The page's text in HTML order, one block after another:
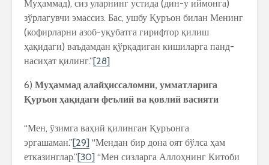
Муҳаммад), сиз уларнинг устида (дин-у иймонга)
зўрлагувчи эмассиз. Бас, ушбу Қуръон билан Менинг
(кофирларни азоб-уқубатга гирифтор қилиш
ҳақидаги) ваъдамдан қўрқадиган кишиларга панд-
насиҳат қилинг.”[28]
6) Муҳаммад алайҳиссаломни, умматларига
Қуръон ҳақидаги феълий ва қовлий васияти
“Мен, ўзимга ваҳий қилинган Қуръонга
эргашаман.”[29] “Мендан бир дона оят бўлса ҳам
етказинглар.”[30] “Мен сизларга Аллоҳнинг Китоби